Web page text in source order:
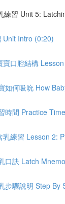
練習 Unit 5:
Unit Intro (0:20)
寶口腔結構
如何吸吮 How
時間 Practice
乳練習 Lesson 2:
口訣 Latch
步驟說明 Step By